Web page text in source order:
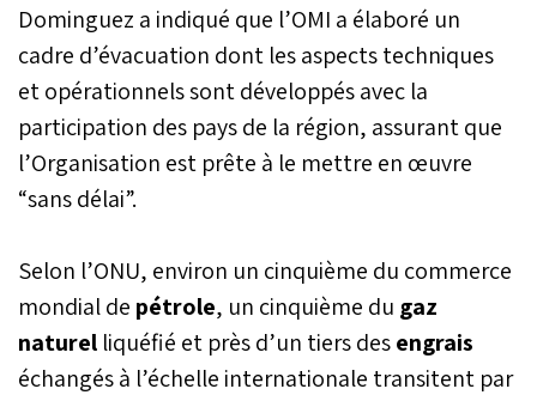
Dominguez a indiqué que l’OMI a élaboré un
cadre d’évacuation dont les aspects techniques
et opérationnels sont développés avec la
participation des pays de la région, assurant que
l’Organisation est prête à le mettre en œuvre
“sans délai”.
Selon l’ONU, environ un cinquième du commerce
mondial de pétrole, un cinquième du gaz
naturel liquéfié et près d’un tiers desengrais
échangés à l’échelle internationale transitent par